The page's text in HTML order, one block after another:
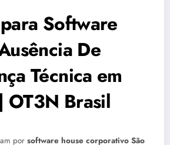
Software
De
Técnica em
OT3N Brasil
por software house corporativo São